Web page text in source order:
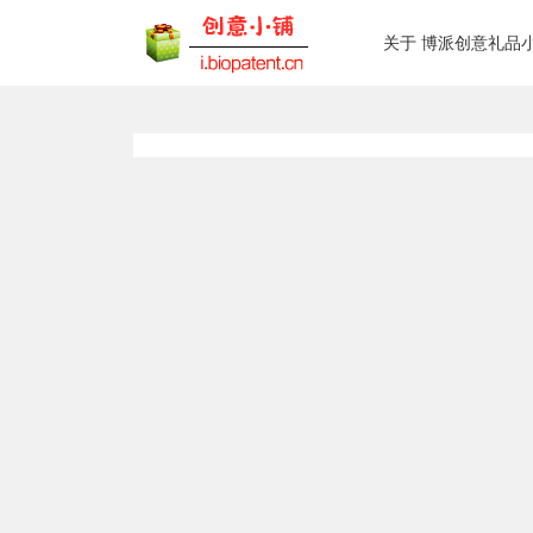
关于 博派创意礼品